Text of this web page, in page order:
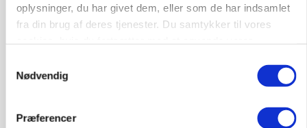
oplysninger, du har givet dem, eller som de har indsamlet
fra din brug af deres tjenester. Du samtykker til vores
Nødvendig
Præferencer
Grise
06. aug.